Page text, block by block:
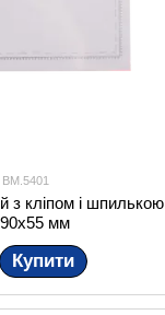
з кліпом і шпилькою
мм
Купити